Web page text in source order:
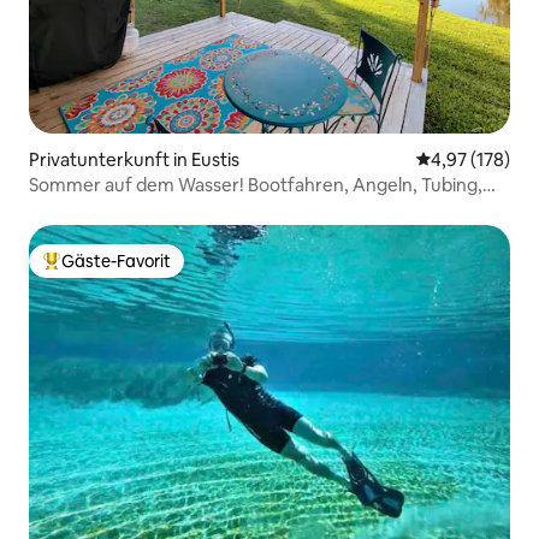
Privatunterkunft in Eustis
4,97 (178)
Sommer auf dem Wasser! Bootfahren, Angeln, Tubing,
Beliebter Gäste-Favorit.
Gäste-Favorit